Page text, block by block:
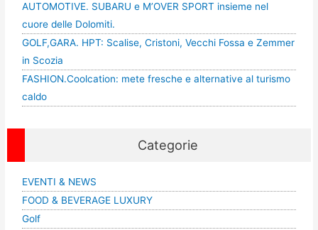
AUTOMOTIVE. SUBARU e M’OVER SPORT insieme nel
cuore delle Dolomiti.
GOLF,GARA. HPT: Scalise, Cristoni, Vecchi Fossa e Zemmer
in Scozia
FASHION.Coolcation: mete fresche e alternative al turismo
caldo
Categorie
EVENTI & NEWS
FOOD & BEVERAGE LUXURY
Golf